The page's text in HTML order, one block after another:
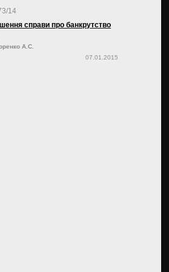
14
справи про банкрутство
А.С.
07.01.2015